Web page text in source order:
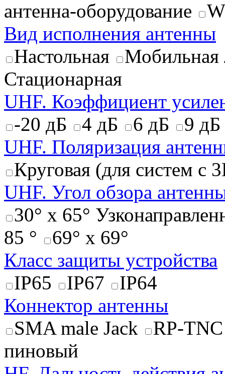
антенна-оборудование
Вид исполнения антенны
Настольная
Мобильная
Стационарная
UHF. Коэффициент
-20 дБ
4 дБ 6 дБ
9 дБ
UHF. Поляризация
Круговая (для систем с
UHF. Угол обзора
30° x 65°
85 °
69° x 69°
Класс защиты устройства
IP65
IP67
IP64
Коннектор антенны
SMA male Jack
RP-TNC
пиновый